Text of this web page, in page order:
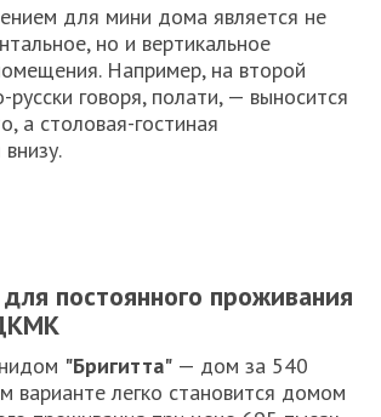
для мини дома является не
но и вертикальное
Например, на второй
говоря, полати, — выносится
а столовая-гостиная
постоянного проживания
"Бригитта" — дом за 540
варианте легко становится домом